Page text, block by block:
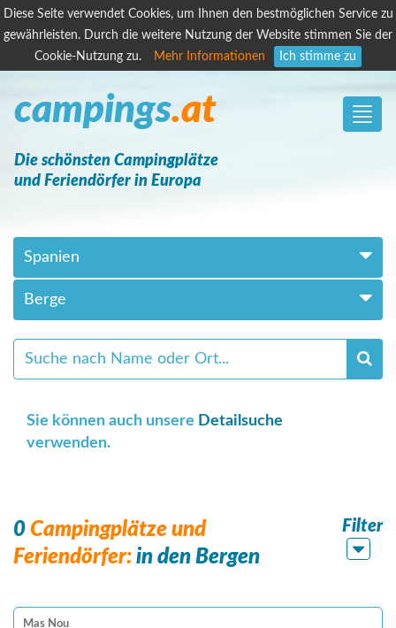
Diese Seite verwendet Cookies, um Ihnen den bestmöglichen Service zu
gewährleisten. Durch die weitere Nutzung der Website stimmen Sie der
Cookie-Nutzung zu.
Mehr Informationen Ich stimme zu
Toggle
campings.at
Die schönsten Campingplätze
und Feriendörfer in Europa
Spanien
Berge
Sie können auch unsere Detailsuche
verwenden.
0 Campingplätze und
Feriendörfer: in den Bergen
Filter
Mas Nou